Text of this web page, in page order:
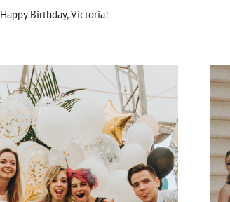
Happy Birthday, Victoria!